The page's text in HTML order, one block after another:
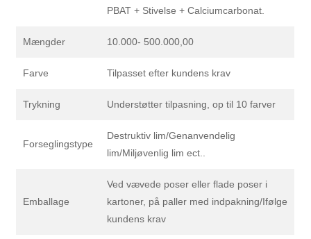
PBAT + Stivelse + Calciumcarbonat.
Mængder 10.000- 500.000,00
Farve Tilpasset efter kundens krav
Trykning Understøtter tilpasning, op til 10 farver
Forseglingstype
Destruktiv lim/Genanvendelig
lim/Miljøvenlig lim ect..
Emballage
Ved vævede poser eller flade poser i
kartoner, på paller med indpakning/Ifølge
kundens krav